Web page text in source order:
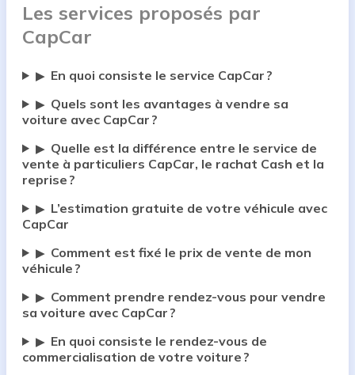
Les services proposés par
CapCar
▶ En quoi consiste le service CapCar ?
▶ Quels sont les avantages à vendre sa
voiture avec CapCar ?
▶ Quelle est la différence entre le service de
vente à particuliers CapCar, le rachat Cash et la
reprise ?
▶ L’estimation gratuite de votre véhicule avec
CapCar
▶ Comment est fixé le prix de vente de mon
véhicule ?
▶ Comment prendre rendez-vous pour vendre
sa voiture avec CapCar ?
▶ En quoi consiste le rendez-vous de
commercialisation de votre voiture ?